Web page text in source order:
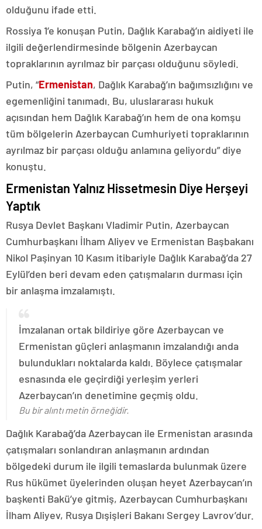
olduğunu ifade etti.
Rossiya 1’e konuşan Putin, Dağlık Karabağ’ın aidiyeti ile
ilgili değerlendirmesinde bölgenin Azerbaycan
topraklarının ayrılmaz bir parçası olduğunu söyledi.
Putin, “Ermenistan, Dağlık Karabağ’ın bağımsızlığını ve
egemenliğini tanımadı. Bu, uluslararası hukuk
açısından hem Dağlık Karabağ’ın hem de ona komşu
tüm bölgelerin Azerbaycan Cumhuriyeti topraklarının
ayrılmaz bir parçası olduğu anlamına geliyordu” diye
konuştu.
Ermenistan Yalnız Hissetmesin Diye Herşeyi
Yaptık
Rusya Devlet Başkanı Vladimir Putin, Azerbaycan
Cumhurbaşkanı İlham Aliyev ve Ermenistan Başbakanı
Nikol Paşinyan 10 Kasım itibariyle Dağlık Karabağ’da 27
Eylül’den beri devam eden çatışmaların durması için
bir anlaşma imzalamıştı.
İmzalanan ortak bildiriye göre Azerbaycan ve
Ermenistan güçleri anlaşmanın imzalandığı anda
bulundukları noktalarda kaldı. Böylece çatışmalar
esnasında ele geçirdiği yerleşim yerleri
Azerbaycan’ın denetimine geçmiş oldu.
Bu bir alıntı metin örneğidir.
Dağlık Karabağ’da Azerbaycan ile Ermenistan arasında
çatışmaları sonlandıran anlaşmanın ardından
bölgedeki durum ile ilgili temaslarda bulunmak üzere
Rus hükümet üyelerinden oluşan heyet Azerbaycan’ın
başkenti Bakü’ye gitmiş, Azerbaycan Cumhurbaşkanı
İlham Aliyev, Rusya Dışişleri Bakanı Sergey Lavrov’dur.